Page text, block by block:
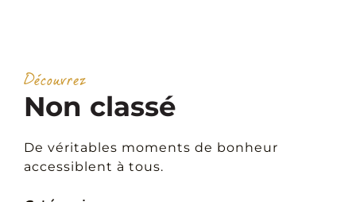
Nos Produits
Découvrez
Non classé
De véritables moments de bonheur
accessiblent à tous.